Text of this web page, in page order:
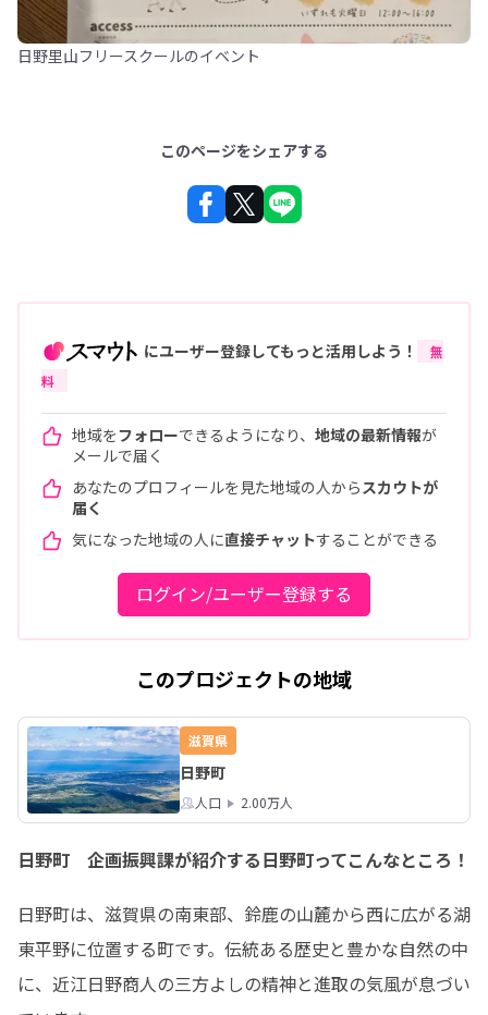
日野里山フリースクールのイベント
このページをシェアする
にユーザー登録してもっと活用しよう！
無
料
地域をフォローできるようになり、 地域の最新情報が
メールで届く
あなたのプロフィールを見た地域の人から スカウトが
届く
気になった地域の人に直接チャットすることができる
ログイン/ユーザー登録する
このプロジェクトの地域
滋賀県
日野町
人口 2.00万人
日野町 企画振興課が紹介する日野町ってこんなところ！
日野町は、滋賀県の南東部、鈴鹿の山麓から西に広がる湖
東平野に位置する町です。伝統ある歴史と豊かな自然の中
に、近江日野商人の三方よしの精神と進取の気風が息づい